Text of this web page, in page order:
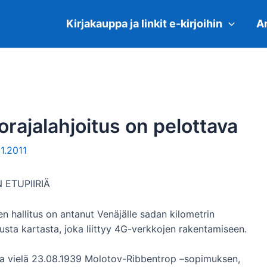
Kirjakauppa ja linkit e-kirjoihin
on pelottava
ETUPIIRIÄ
hallitus on antanut Venäjälle sadan kilometrin
kartasta, joka liittyy 4G-verkkojen rakentamiseen.
vielä 23.08.1939 Molotov-Ribbentrop –sopimuksen,